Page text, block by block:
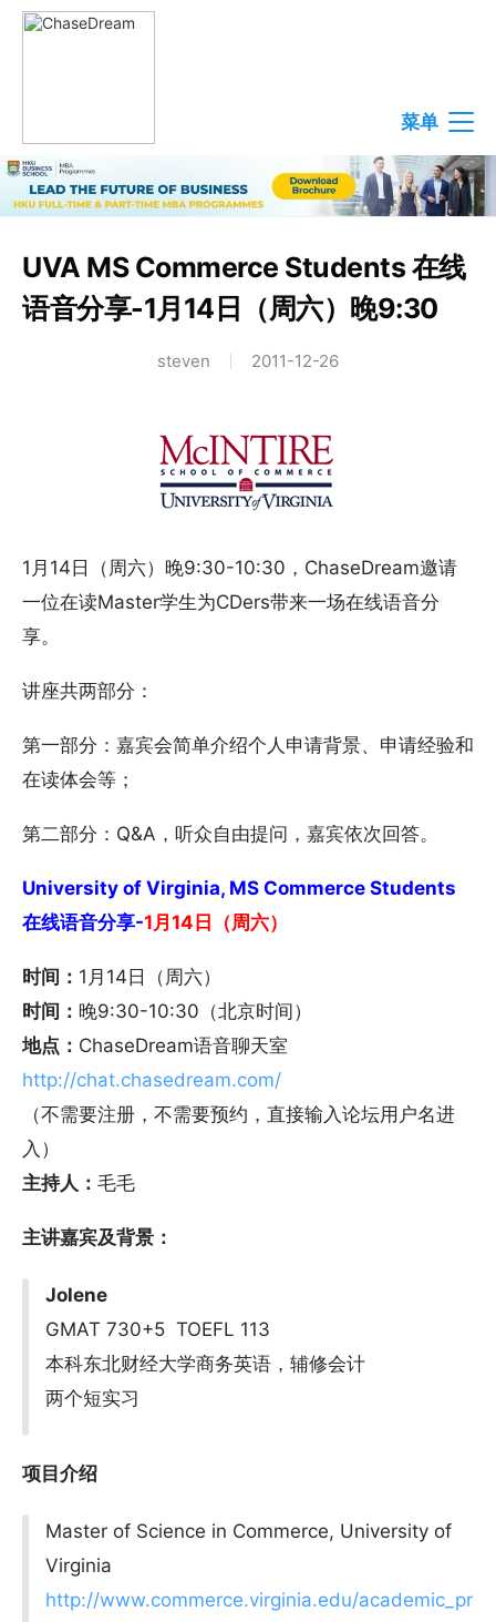
菜单
UVA MS Commerce Students 在线
语音分享-1月14日（周六）晚9:30
steven 2011-12-26
1月14日（周六）晚9:30-10:30，ChaseDream邀请
一位在读Master学生为CDers带来一场在线语音分
享。
讲座共两部分：
第一部分：嘉宾会简单介绍个人申请背景、申请经验和
在读体会等；
第二部分：Q&A，听众自由提问，嘉宾依次回答。
University of Virginia, MS Commerce Students
在线语音分享-1月14日（周六）
时间： 1月14日（周六）
时间： 晚9:30-10:30（北京时间）
地点： ChaseDream语音聊天室
http://chat.chasedream.com/
（不需要注册，不需要预约，直接输入论坛用户名进
入）
主持人： 毛毛
主讲嘉宾及背景：
Jolene
GMAT 730+5 TOEFL 113
本科东北财经大学商务英语，辅修会计
两个短实习
项目介绍
Master of Science in Commerce, University of
Virginia
http://www.commerce.virginia.edu/academic_pr